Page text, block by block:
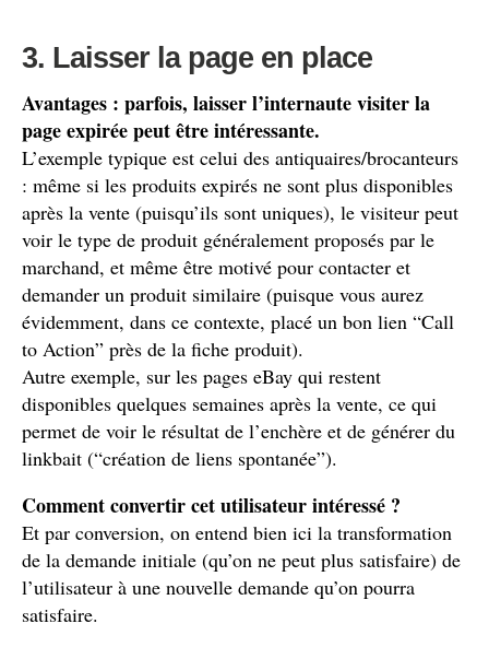
3. Laisser la page en place
Avantages : parfois, laisser l’internaute visiter la
page expirée peut être intéressante.
L’exemple typique est celui des antiquaires/brocanteurs
: même si les produits expirés ne sont plus disponibles
après la vente (puisqu’ils sont uniques), le visiteur peut
voir le type de produit généralement proposés par le
marchand, et même être motivé pour contacter et
demander un produit similaire (puisque vous aurez
évidemment, dans ce contexte, placé un bon lien “Call
to Action” près de la fiche produit).
Autre exemple, sur les pages eBay qui restent
disponibles quelques semaines après la vente, ce qui
permet de voir le résultat de l’enchère et de générer du
linkbait (“création de liens spontanée”).
Comment convertir cet utilisateur intéressé ?
Et par conversion, on entend bien ici la transformation
de la demande initiale (qu’on ne peut plus satisfaire) de
l’utilisateur à une nouvelle demande qu’on pourra
satisfaire.